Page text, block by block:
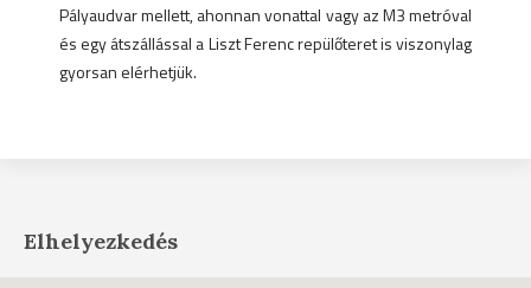
Pályaudvar mellett, ahonnan vonattal vagy az M3 metróval
és egy átszállással a Liszt Ferenc repülőteret is viszonylag
gyorsan elérhetjük.
Elhelyezkedés